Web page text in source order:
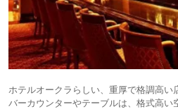
ホテルオークラらしい、重厚で格調高い
バーカウンターやテーブルは、格式高い